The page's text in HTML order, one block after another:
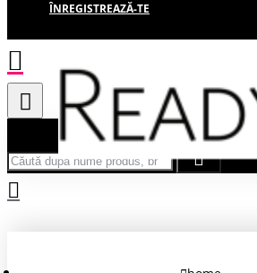
ÎNREGISTREAZĂ-TE
Căută după nume produs, brand...